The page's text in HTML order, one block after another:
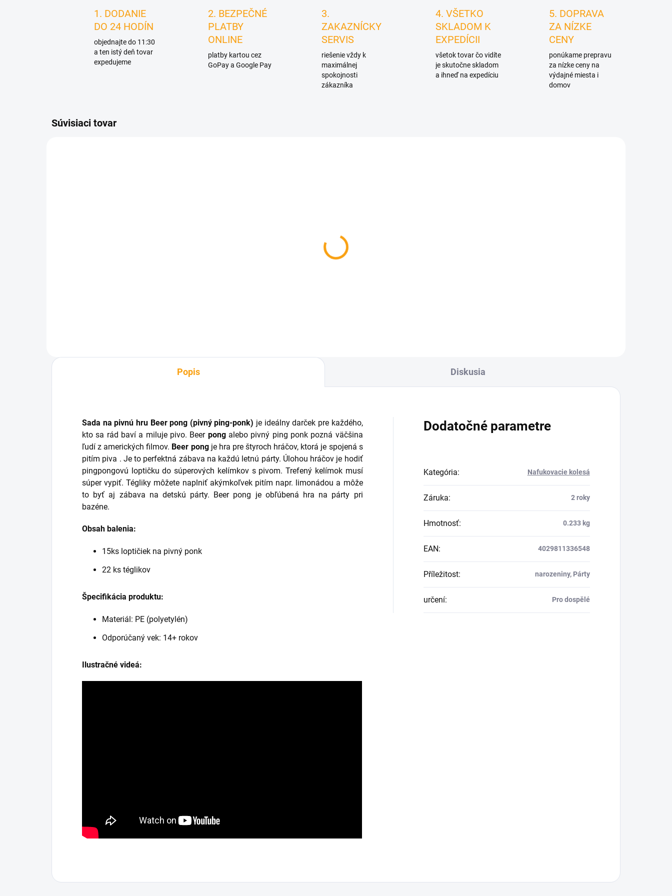
1. DODANIE
DO 24 HODÍN
objednajte do 11:30
a ten istý deň tovar
expedujeme
2. BEZPEČNÉ
PLATBY
ONLINE
platby kartou cez
GoPay a Google Pay
3.
ZAKAZNÍCKY
SERVIS
riešenie vždy k
maximálnej
spokojnosti
zákazníka
4. VŠETKO
SKLADOM K
EXPEDÍCII
všetok tovar čo vidíte
je skutočne skladom
a ihneď na expedíciu
5. DOPRAVA
ZA NÍZKE
CENY
ponúkame prepravu
za nízke ceny na
výdajné miesta i
domov
Súvisiaci tovar
Popis Diskusia
Sada na pivnú hru Beer pong (pivný ping-ponk) je ideálny darček pre každého,
kto sa rád baví a miluje pivo. Beer pongalebo pivný ping ponk pozná väčšina
ľudí z amerických filmov. Beer pong je hra pre štyroch hráčov, ktorá je spojená s
pitím piva . Je to perfektná zábava na každú letnú párty. Úlohou hráčov je hodiť
pingpongovú loptičku do súperových kelímkov s pivom. Trefený kelímok musí
súper vypiť. Tégliky môžete naplniť akýmkoľvek pitím napr. limonádou a môže
to byť aj zábava na detskú párty. Beer pong je obľúbená hra na párty pri
bazéne.
Obsah balenia:
15ks loptičiek na pivný ponk
22 ks téglikov
Špecifikácia produktu:
Materiál: PE (polyetylén)
Odporúčaný vek: 14+ rokov
Ilustračné videá:
Dodatočné parametre
Kategória: Nafukovacie kolesá
Záruka: 2 roky
Hmotnosť: 0.233 kg
EAN: 4029811336548
Příležitost: narozeniny, Párty
určení: Pro dospělé